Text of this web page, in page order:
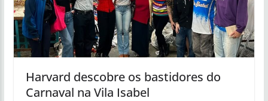
Harvard descobre os bastidores do
Carnaval na Vila Isabel